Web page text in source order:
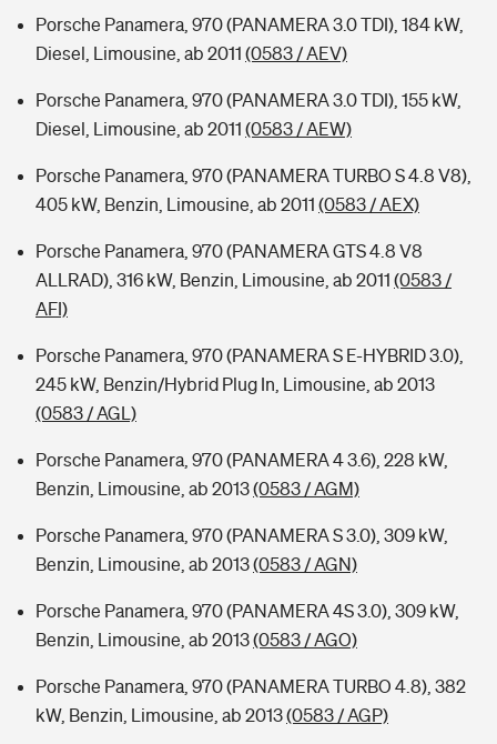
Porsche Panamera, 970 (PANAMERA 3.0 TDI), 184 kW,
Diesel, Limousine, ab 2011 (0583 / AEV)
Porsche Panamera, 970 (PANAMERA 3.0 TDI), 155 kW,
Diesel, Limousine, ab 2011 (0583 / AEW)
Porsche Panamera, 970 (PANAMERA TURBO S 4.8 V8),
405 kW, Benzin, Limousine, ab 2011 (0583 / AEX)
Porsche Panamera, 970 (PANAMERA GTS 4.8 V8
ALLRAD), 316 kW, Benzin, Limousine, ab 2011 (0583 /
AFI)
Porsche Panamera, 970 (PANAMERA S E-HYBRID 3.0),
245 kW, Benzin/Hybrid Plug In, Limousine, ab 2013
(0583 / AGL)
Porsche Panamera, 970 (PANAMERA 4 3.6), 228 kW,
Benzin, Limousine, ab 2013(0583 / AGM)
Porsche Panamera, 970 (PANAMERA S 3.0), 309 kW,
Benzin, Limousine, ab 2013(0583 / AGN)
Porsche Panamera, 970 (PANAMERA 4S 3.0), 309 kW,
Benzin, Limousine, ab 2013(0583 / AGO)
Porsche Panamera, 970 (PANAMERA TURBO 4.8), 382
kW, Benzin, Limousine, ab 2013(0583 / AGP)